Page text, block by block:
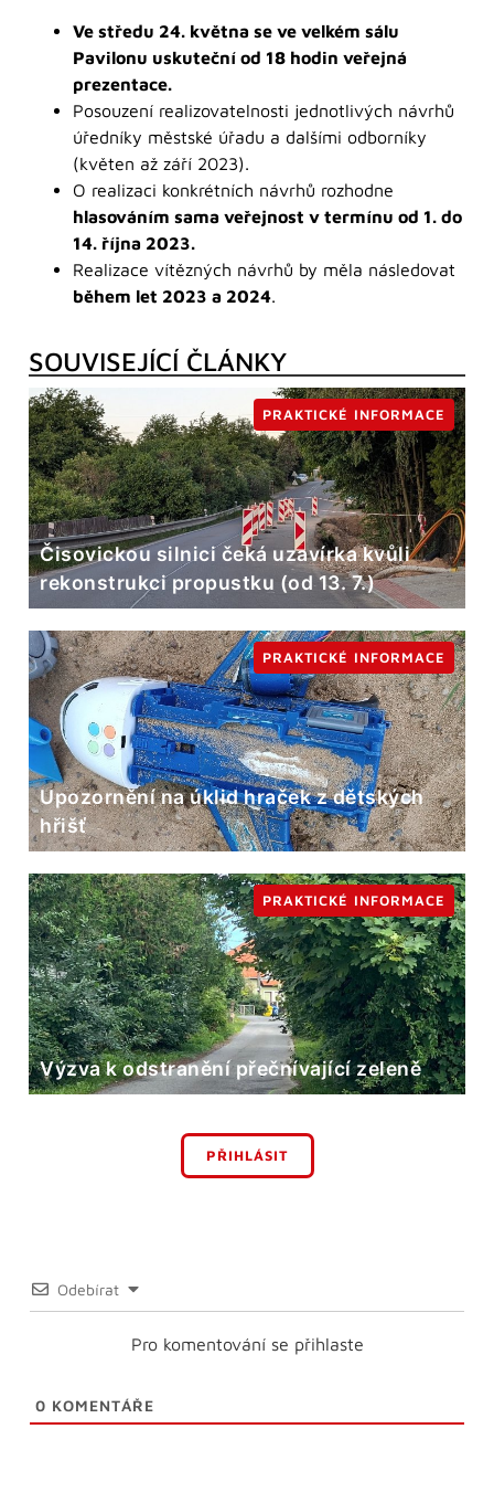
Ve středu 24. května se ve velkém sálu
Pavilonu uskuteční od 18 hodin veřejná
prezentace.
Posouzení realizovatelnosti jednotlivých návrhů
úředníky městské úřadu a dalšími odborníky
(květen až září 2023).
O realizaci konkrétních návrhů rozhodne
hlasováním sama veřejnost v termínu od 1. do
14. října 2023.
Realizace vítězných návrhů by měla následovat
během let 2023 a 2024.
SOUVISEJÍCÍ ČLÁNKY
Čisovickou silnici čeká uzavírka kvůli
rekonstrukci propustku (od 13. 7.)
PRAKTICKÉ INFORMACE
Upozornění na úklid hraček z dětských
hřišť
PRAKTICKÉ INFORMACE
Výzva k odstranění přečnívající zeleně
PRAKTICKÉ INFORMACE
PŘIHLÁSIT
Odebírat
Pro komentování se přihlaste
0 KOMENTÁŘE